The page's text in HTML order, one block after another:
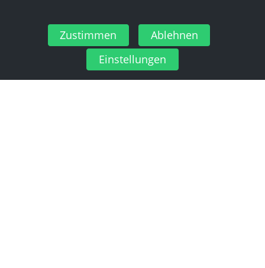
Zustimmen
Ablehnen
Einstellungen